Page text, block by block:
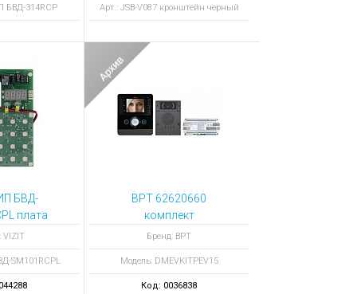
БВД-314RCP Арт.: JSB-V087 кронштейн черный
БВД-
плата
VIZIT
SM101RCPL
BPT 62620660
комплект
DMEVKITPEV15
Бренд: BPT
Модель: DMEVKITPEV15
Код: 0036838